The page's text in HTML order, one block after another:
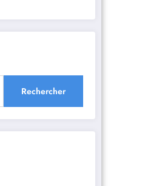
Rechercher